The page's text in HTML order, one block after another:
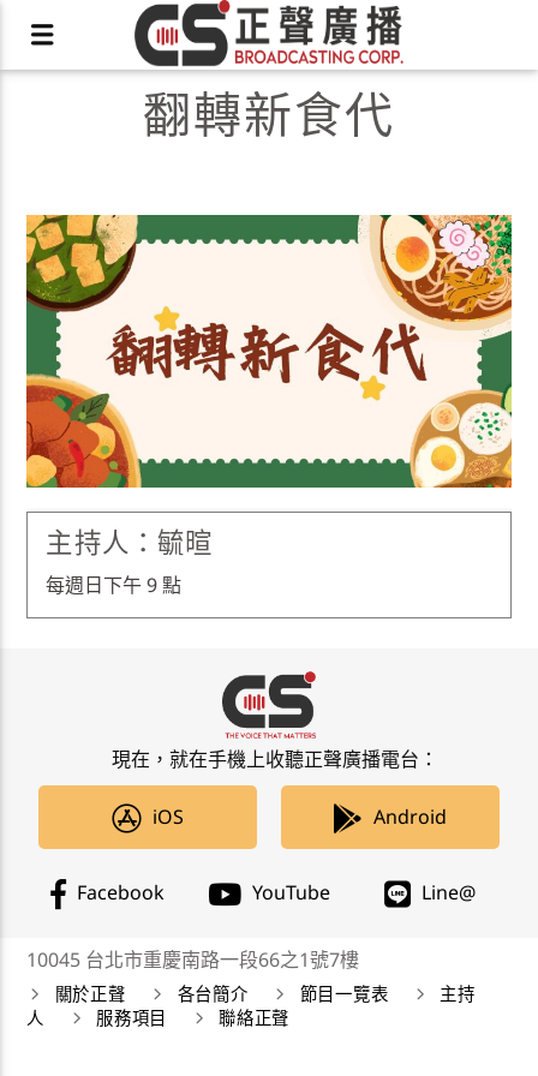
X
翻轉新食代
主持人：毓暄
每週日下午 9 點
現在，就在手機上收聽正聲廣播電台：
iOS Android
Facebook YouTube Line@
10045 台北市重慶南路一段66之1號7樓
關於正聲
各台簡介 節目一覽表
主持
人
服務項目 聯絡正聲